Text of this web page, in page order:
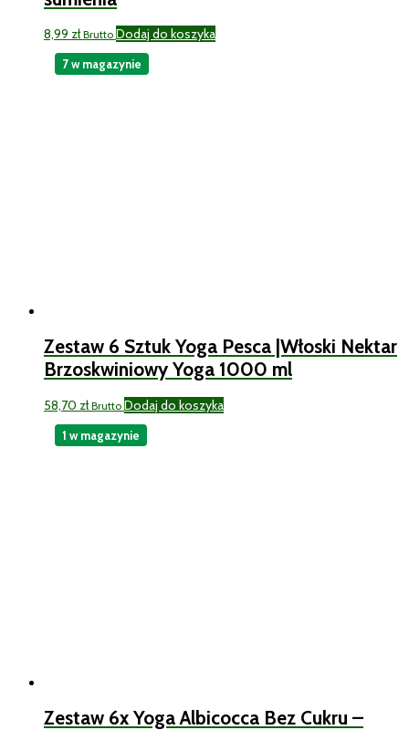
8,99 zł Brutto Dodaj do koszyka
Zestaw 6 Sztuk Yoga Pesca |Włoski Nektar
Brzoskwiniowy Yoga 1000 ml
58,70 zł Brutto Dodaj do koszyka
7 w magazynie
Zestaw 6x Yoga Albicocca Bez Cukru –
1 w magazynie